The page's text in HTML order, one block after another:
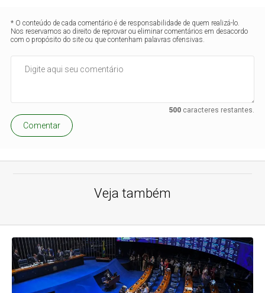
* O conteúdo de cada comentário é de responsabilidade de quem realizá-lo.
Nos reservamos ao direito de reprovar ou eliminar comentários em desacordo
com o propósito do site ou que contenham palavras ofensivas.
500caracteres restantes.
Comentar
Veja também